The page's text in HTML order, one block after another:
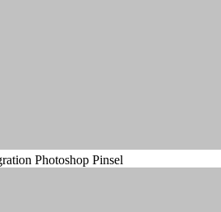
Photoshop Pinsel